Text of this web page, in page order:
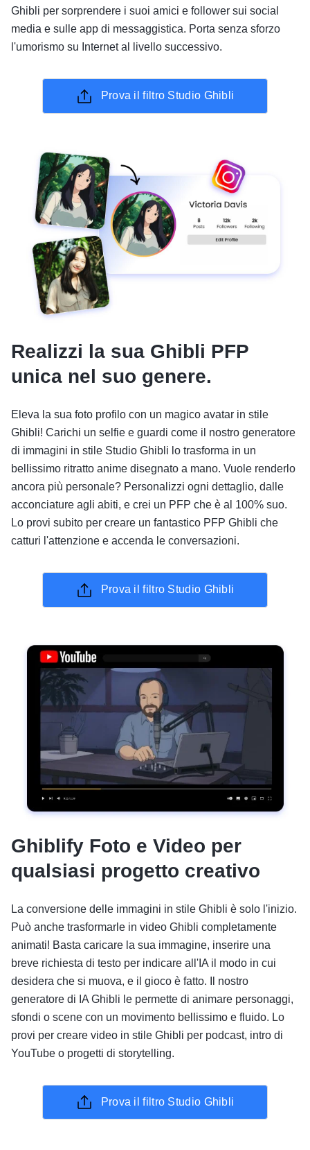
Ghibli per sorprendere i suoi amici e follower sui social
media e sulle app di messaggistica. Porta senza sforzo
l'umorismo su Internet al livello successivo.
Prova il filtro Studio Ghibli
Realizzi la sua Ghibli PFP
unica nel suo genere.
Eleva la sua foto profilo con un magico avatar in stile
Ghibli! Carichi un selfie e guardi come il nostro generatore
di immagini in stile Studio Ghibli lo trasforma in un
bellissimo ritratto anime disegnato a mano. Vuole renderlo
ancora più personale? Personalizzi ogni dettaglio, dalle
acconciature agli abiti, e crei un PFP che è al 100% suo.
Lo provi subito per creare un fantastico PFP Ghibli che
catturi l'attenzione e accenda le conversazioni.
Prova il filtro Studio Ghibli
Ghiblify Foto e Video per
qualsiasi progetto creativo
La conversione delle immagini in stile Ghibli è solo l'inizio.
Può anche trasformarle in video Ghibli completamente
animati! Basta caricare la sua immagine, inserire una
breve richiesta di testo per indicare all'IA il modo in cui
desidera che si muova, e il gioco è fatto. Il nostro
generatore di IA Ghibli le permette di animare personaggi,
sfondi o scene con un movimento bellissimo e fluido. Lo
provi per creare video in stile Ghibli per podcast, intro di
YouTube o progetti di storytelling.
Prova il filtro Studio Ghibli